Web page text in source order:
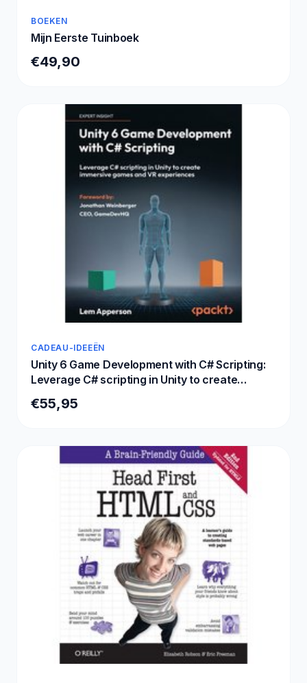
BOEKEN
Mijn Eerste Tuinboek
€49,90
CADEAU-IDEEËN
Unity 6 Game Development with C# Scripting:
Leverage C# scripting in Unity to create
€55,95